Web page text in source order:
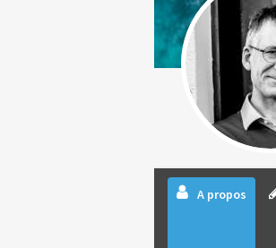
A propos